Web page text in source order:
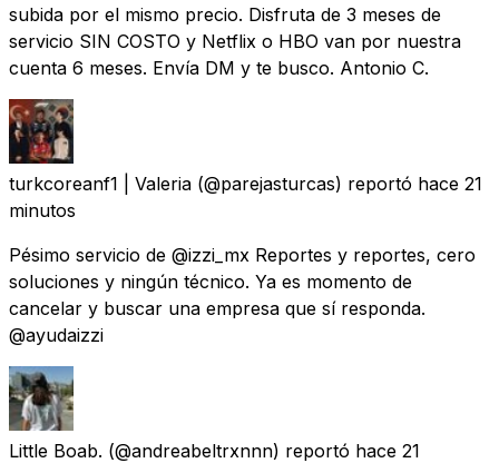
subida por el mismo precio. Disfruta de 3 meses de
servicio SIN COSTO y Netflix o HBO van por nuestra
cuenta 6 meses. Envía DM y te busco. Antonio C.
turkcoreanf1 | Valeria (@parejasturcas) reportó hace 21
minutos
Pésimo servicio de @izzi_mx Reportes y reportes, cero
soluciones y ningún técnico. Ya es momento de
cancelar y buscar una empresa que sí responda.
@ayudaizzi
Little Boab. (@andreabeltrxnnn) reportó hace 21